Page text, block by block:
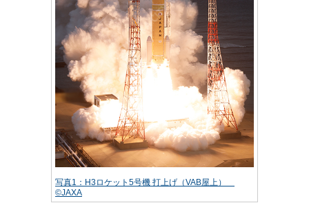
写真1：H3ロケット5号機 打上げ（VAB屋上）
©JAXA